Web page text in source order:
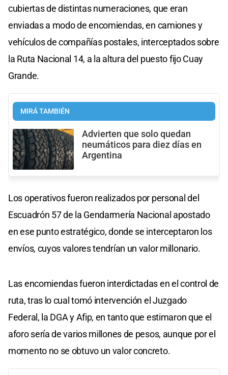
cubiertas de distintas numeraciones, que eran
enviadas a modo de encomiendas, en camiones y
vehículos de compañías postales, interceptados sobre
la Ruta Nacional 14, a la altura del puesto fijo Cuay
Grande.
MIRÁ TAMBIÉN
Advierten que solo quedan
neumáticos para diez días en
Argentina
Los operativos fueron realizados por personal del
Escuadrón 57 de la Gendarmería Nacional apostado
en ese punto estratégico, donde se interceptaron los
envíos, cuyos valores tendrían un valor millonario.
Las encomiendas fueron interdictadas en el control de
ruta, tras lo cual tomó intervención el Juzgado
Federal, la DGA y Afip, en tanto que estimaron que el
aforo sería de varios millones de pesos, aunque por el
momento no se obtuvo un valor concreto.